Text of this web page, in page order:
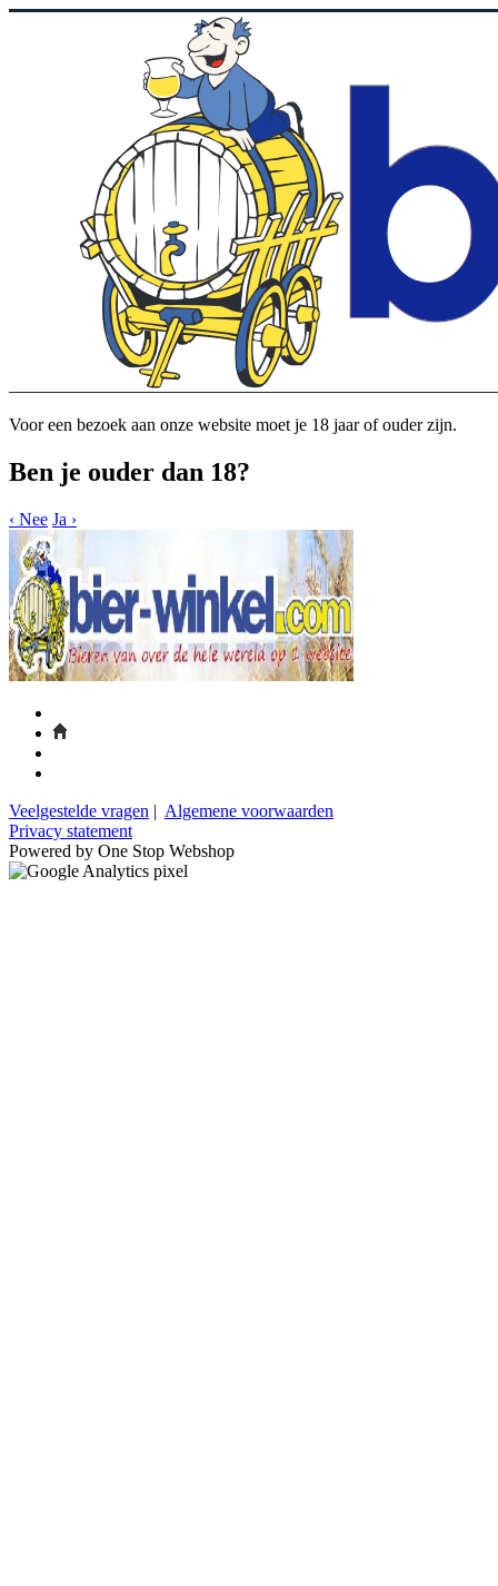
Voor een bezoek aan onze website moet je 18 jaar of ouder zijn.
Ben je ouder dan 18?
‹ Nee Ja ›
Veelgestelde vragen | Algemene voorwaarden
Privacy statement
Powered by One Stop Webshop